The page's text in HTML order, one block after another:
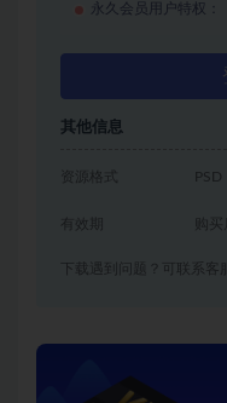
永久会员用户特权：
其他信息
资源格式
有效期 购
下载遇到问题？可联系客